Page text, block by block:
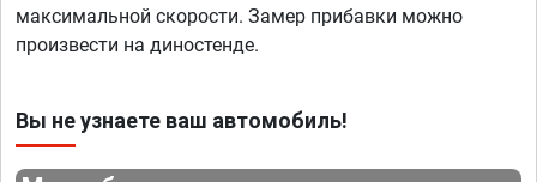
максимальной скорости. Замер прибавки можно
произвести на диностенде.
Вы не узнаете ваш автомобиль!